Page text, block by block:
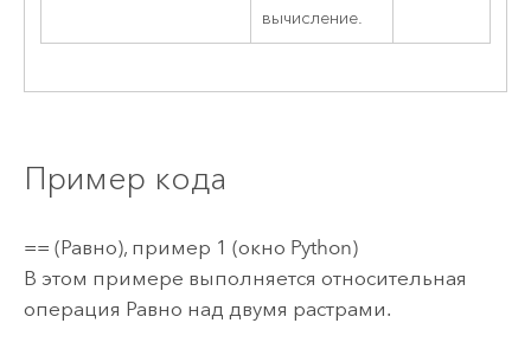
вычисление.
Пример кода
== (Равно), пример 1 (окно Python)
В этом примере выполняется относительная
операция Равно над двумя растрами.